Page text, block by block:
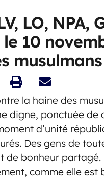
LO, NPA,
10
musulmans
la haine des
digne, ponctuée
d’unité
Des gens de
de bonheur
comme elle est